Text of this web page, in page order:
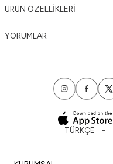
ÜRÜN ÖZELLIKLERI
YORUMLAR
TÜRKÇE